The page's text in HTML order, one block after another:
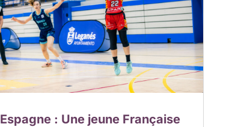
Espagne : Une jeune Française